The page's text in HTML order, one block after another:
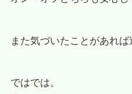
また気づいたことがあれば
ではでは。